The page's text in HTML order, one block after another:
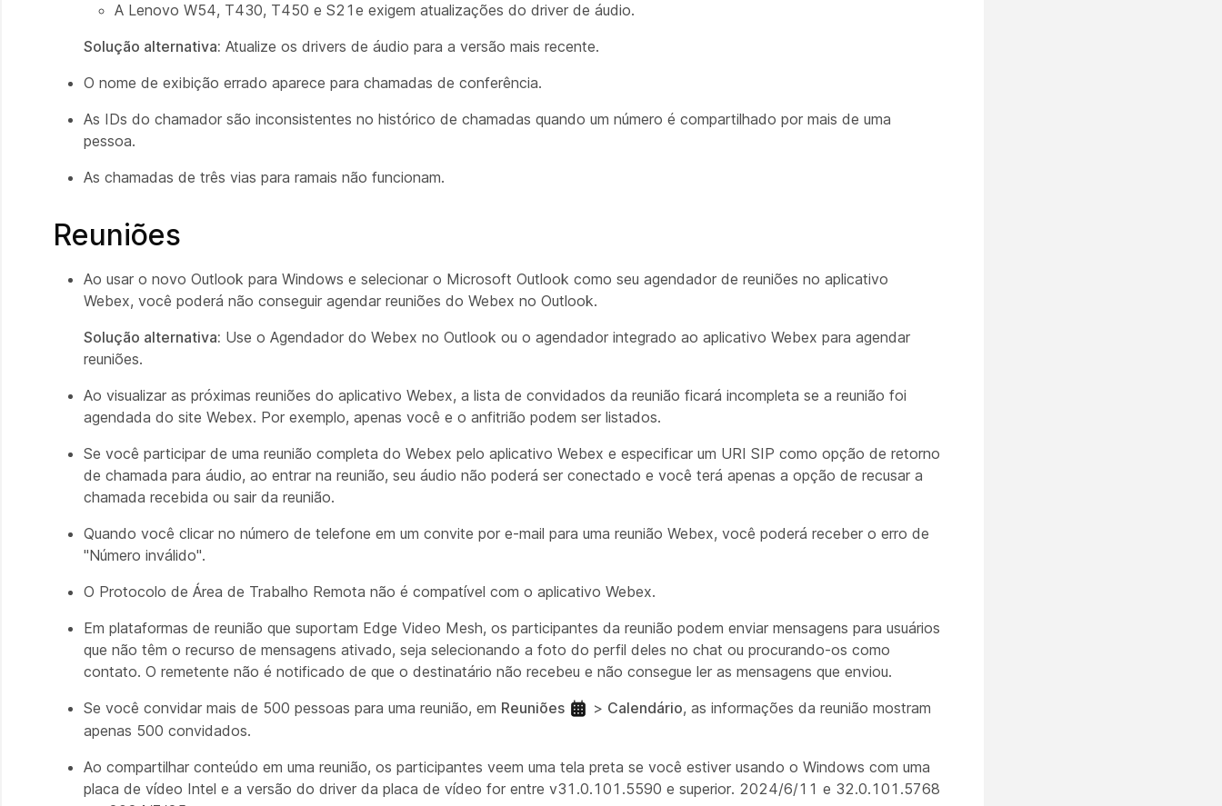
A Lenovo W54, T430, T450 e S21e exigem atualizações do driver de áudio.
Solução alternativa: Atualize os drivers de áudio para a versão mais recente.
O nome de exibição errado aparece para chamadas de conferência.
As IDs do chamador são inconsistentes no histórico de chamadas quando um número é compartilhado por mais de uma
pessoa.
As chamadas de três vias para ramais não funcionam.
Reuniões
Ao usar o novo Outlook para Windows e selecionar o Microsoft Outlook como seu agendador de reuniões no aplicativo
Webex, você poderá não conseguir agendar reuniões do Webex no Outlook.
Solução alternativa: Use o Agendador do Webex no Outlook ou o agendador integrado ao aplicativo Webex para agendar
reuniões.
Ao visualizar as próximas reuniões do aplicativo Webex, a lista de convidados da reunião ficará incompleta se a reunião foi
agendada do site Webex. Por exemplo, apenas você e o anfitrião podem ser listados.
Se você participar de uma reunião completa do Webex pelo aplicativo Webex e especificar um URI SIP como opção de retorno
de chamada para áudio, ao entrar na reunião, seu áudio não poderá ser conectado e você terá apenas a opção de recusar a
chamada recebida ou sair da reunião.
Quando você clicar no número de telefone em um convite por e-mail para uma reunião Webex, você poderá receber o erro de
"Número inválido".
O Protocolo de Área de Trabalho Remota não é compatível com o aplicativo Webex.
Em plataformas de reunião que suportam Edge Video Mesh, os participantes da reunião podem enviar mensagens para usuários
que não têm o recurso de mensagens ativado, seja selecionando a foto do perfil deles no chat ou procurando-os como
contato. O remetente não é notificado de que o destinatário não recebeu e não consegue ler as mensagens que enviou.
Se você convidar mais de 500 pessoas para uma reunião, em Reuniões > Calendário, as informações da reunião mostram
apenas 500 convidados.
Ao compartilhar conteúdo em uma reunião, os participantes veem uma tela preta se você estiver usando o Windows com uma
placa de vídeo Intel e a versão do driver da placa de vídeo for entre v31.0.101.5590 e superior. 2024/6/11 e 32.0.101.5768